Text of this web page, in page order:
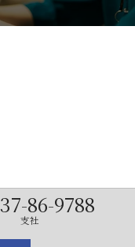
86-9788
支社